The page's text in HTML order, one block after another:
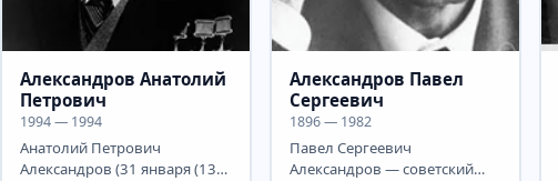
Александров Анатолий
Петрович
1994 — 1994
Анатолий Петрович
Александров (31 января (13
Александров Павел
Сергеевич
1896 — 1982
Павел Сергеевич
Александров — советский